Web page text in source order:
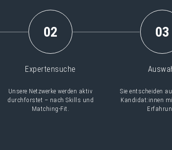
02
Expertensuche
Unsere Netzwerke werden aktiv
durchforstet – nach Skills und
Matching-Fit.
03
Sie entscheiden
Kandidat:innen